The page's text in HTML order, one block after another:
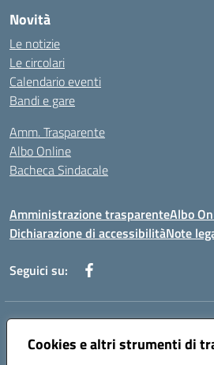
Cookies e altri strumenti di
Novità
Le notizie
Le circolari
Calendario eventi
Bandi e gare
Amm. Trasparente
Albo Online
Bacheca Sindacale
Amministrazione trasparenteAlbo
Dichiarazione di accessibilitàNote
Seguici su:
Indirizzo:
Centralino:0881234514 - 0881752614 -